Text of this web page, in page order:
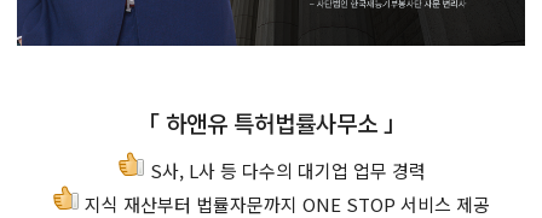
「 하앤유 특허법률사무소 」
S사, L사 등 다수의 대기업 업무 경력
지식 재산부터 법률자문까지 ONE STOP 서비스 제공